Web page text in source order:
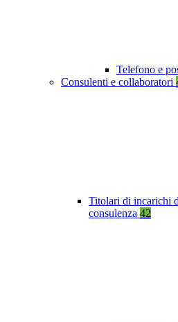
Telefono e
Consulenti e collaboratori
Titolari di incarichi
consulenza 42